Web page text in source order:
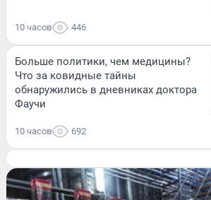
10 часов 446
Больше политики, чем медицины?
Что за ковидные тайны
обнаружились в дневниках доктора
Фаучи
10 часов 692